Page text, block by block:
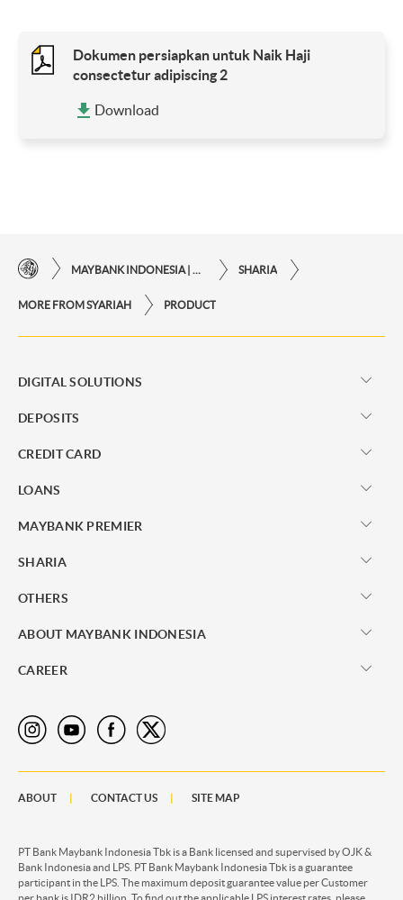
Dokumen persiapkan untuk Naik Haji
consectetur adipiscing 2
Download
SHARIA
MORE FROM SYARIAH PRODUCT
DIGITAL SOLUTIONS
DEPOSITS
CREDIT CARD
LOANS
MAYBANK PREMIER
SHARIA
OTHERS
ABOUT MAYBANK INDONESIA
CAREER
ABOUT CONTACT US SITE MAP
PT Bank Maybank Indonesia Tbk is a Bank licensed and supervised by OJK &
Bank Indonesia and LPS. PT Bank Maybank Indonesia Tbk is a guarantee
participant in the LPS. The maximum deposit guarantee value per Customer
per bank is IDR2 billion. To find out the applicable LPS interest rates, please